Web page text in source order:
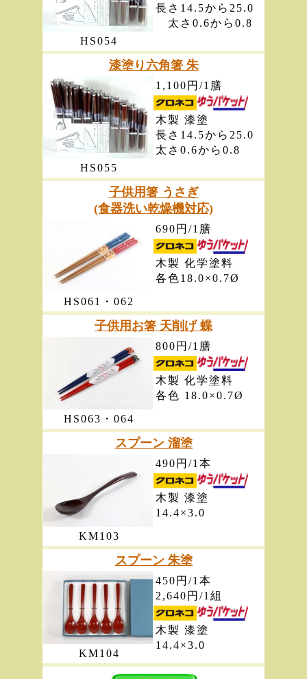
HS054
長さ14.5から25.0
太さ0.6から0.8
漆塗り六角箸 朱
HS055
1,100円/1膳
木製 漆塗
長さ14.5から25.0
太さ0.6から0.8
子供用箸 うさぎ
(食器洗い乾燥機対応)
HS061・062
690円/1膳
木製 化学塗料
各色18.0×0.7Ø
子供用お箸 天削げ 蝶
HS063・064
800円/1膳
木製 化学塗料
各色 18.0×0.7Ø
スプーン 溜塗
KM103
490円/1本
木製 漆塗
14.4×3.0
スプーン 朱塗
KM104
450円/1本
2,640円/1組
木製 漆塗
14.4×3.0